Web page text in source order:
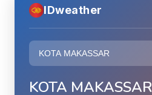
IDweather
KOTA MAKASSAR